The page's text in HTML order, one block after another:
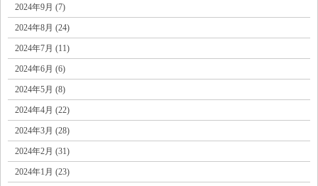
2024年9月 (7)
2024年8月 (24)
2024年7月 (11)
2024年6月 (6)
2024年5月 (8)
2024年4月 (22)
2024年3月 (28)
2024年2月 (31)
2024年1月 (23)